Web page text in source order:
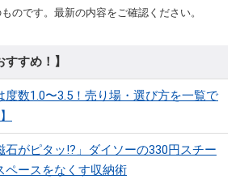
のです。最新の内容をご確認ください。
すすめ！】
度数1.0〜3.5！売り場・選び方を一覧で
石がピタッ!?」ダイソーの330円スチー
ペースをなくす収納術